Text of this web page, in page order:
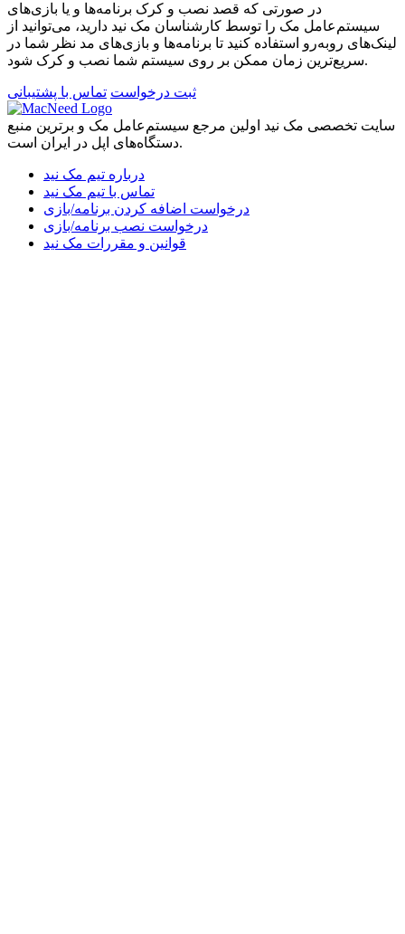
در صورتی که قصد نصب و کرک برنامه‌ها و یا بازی‌های
سیستم‌عامل مک را توسط کارشناسان مک نید دارید، می‌توانید از
لینک‌های رو‌به‌رو استفاده کنید تا برنامه‌ها و بازی‌های مد نظر شما در
سریع‌ترین زمان ممکن بر روی سیستم شما نصب و کرک شود.
ثبت درخواست تماس با پشتیبانی
سایت تخصصی مک نید اولین مرجع سیستم‌عامل مک و برترین منبع
دستگاه‌های اپل در ایران است.
درباره تیم مک نید
تماس با تیم مک نید
درخواست اضافه کردن برنامه/بازی
درخواست نصب برنامه/بازی
قوانین و مقررات مک نید